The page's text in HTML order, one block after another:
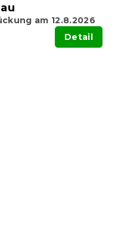
am 12.8.2026
Detail